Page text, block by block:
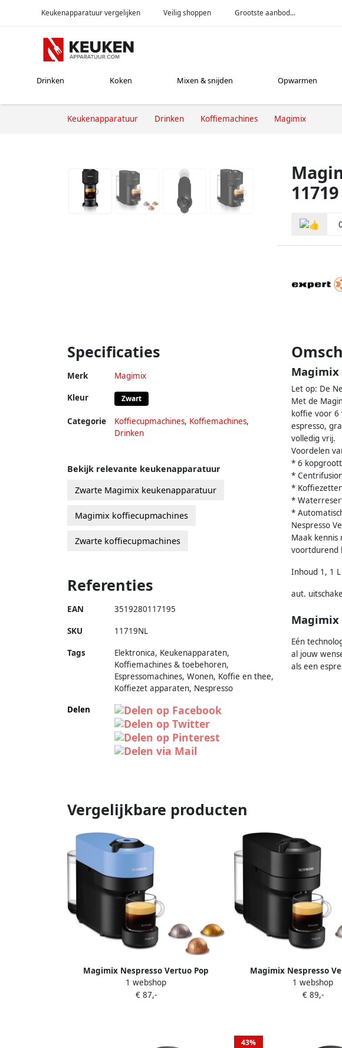
Keukenapparatuur vergelijken Veilig shoppen Grootste aanbod...
Drinken Koken Mixen & snijden Opwarmen
Keukenapparatuur Drinken Koffiemachines Magimix
Specificaties
Merk Magimix
Kleur Zwart
Categorie Koffiecupmachines, Koffiemachines,
Drinken
Magimix
Let op: De
Met de
koffie voor 6
espresso,
volledig vrij.
Voordelen
* 6
*
*
*
*
Nespresso
Maak
voortdurend
Inhoud 1, 1 L
aut.
Magimix
Eén
al jouw
als een
Bekijk relevante keukenapparatuur
Zwarte Magimix keukenapparatuur
Magimix koffiecupmachines
Zwarte koffiecupmachines
Referenties
EAN 3519280117195
SKU 11719NL
Tags
Elektronica, Keukenapparaten,
Koffiemachines & toebehoren,
Espressomachines, Wonen, Koffie en thee,
Koffiezet apparaten, Nespresso
Delen
Vergelijkbare producten
Magimix Nespresso Vertuo Pop
11731NL Nespresso Blauw
1 webshop
€ 87,-
Magimix Nespresso
11729NL Nespresso
1 webshop
€ 89,-
43%